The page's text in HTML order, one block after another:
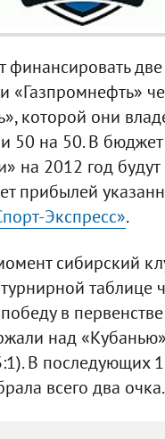
финансировать
«Газпромнефть»
которой они
50 на 50. В бюджет
на 2012 год
прибылей
Экспресс».
сибирский
таблице
в
над
В последующих
всего два очка.